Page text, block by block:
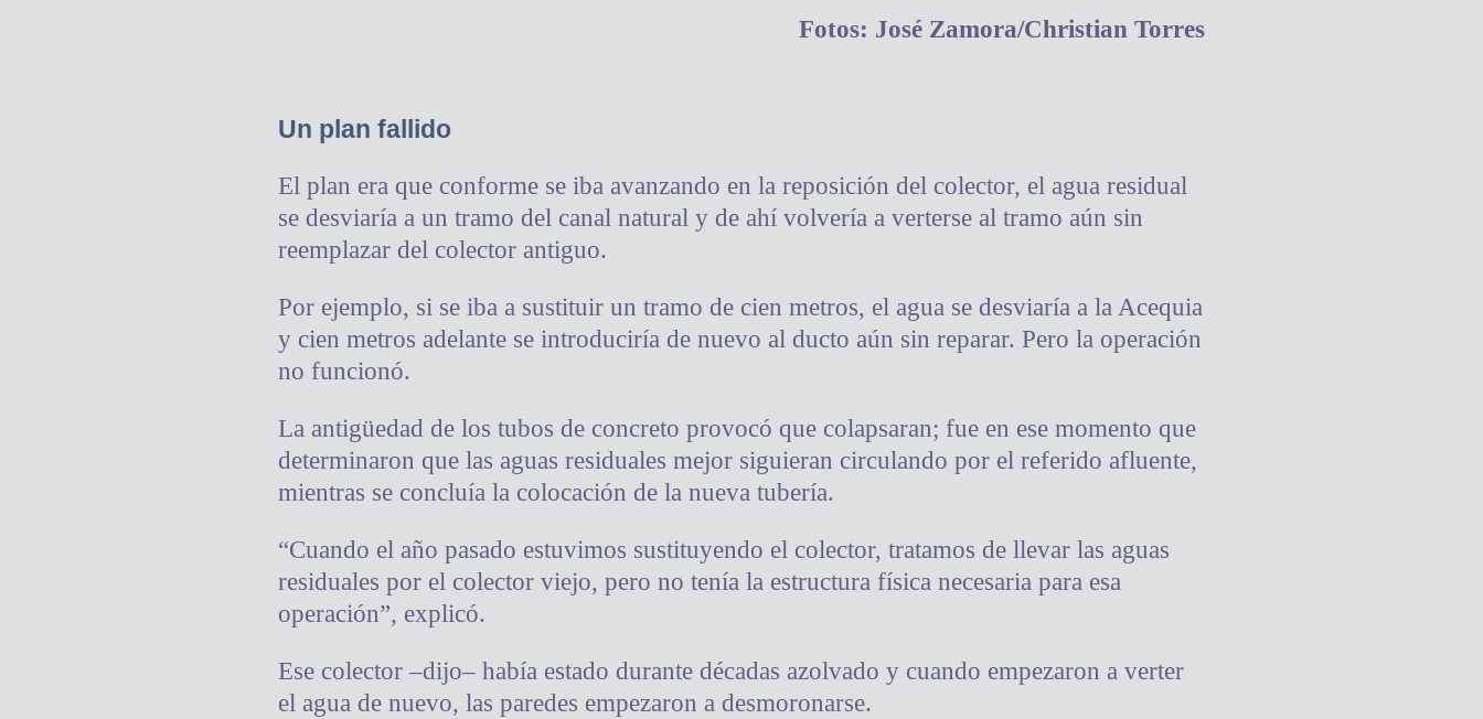
Fotos: José Zamora/Christian Torres
Un plan fallido
El plan era que conforme se iba avanzando en la reposición del colector, el agua residual
se desviaría a un tramo del canal natural y de ahí volvería a verterse al tramo aún sin
reemplazar del colector antiguo.
Por ejemplo, si se iba a sustituir un tramo de cien metros, el agua se desviaría a la Acequia
y cien metros adelante se introduciría de nuevo al ducto aún sin reparar. Pero la operación
no funcionó.
La antigüedad de los tubos de concreto provocó que colapsaran; fue en ese momento que
determinaron que las aguas residuales mejor siguieran circulando por el referido afluente,
mientras se concluía la colocación de la nueva tubería.
“Cuando el año pasado estuvimos sustituyendo el colector, tratamos de llevar las aguas
residuales por el colector viejo, pero no tenía la estructura física necesaria para esa
operación”, explicó.
Ese colector –dijo– había estado durante décadas azolvado y cuando empezaron a verter
el agua de nuevo, las paredes empezaron a desmoronarse.